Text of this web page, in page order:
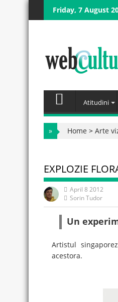
Skip
Friday, 7 August
Atitudini
» Home > Arte
EXPLOZIE
April 8 2012
Sorin Tudor
Un
Artistul
acestora.